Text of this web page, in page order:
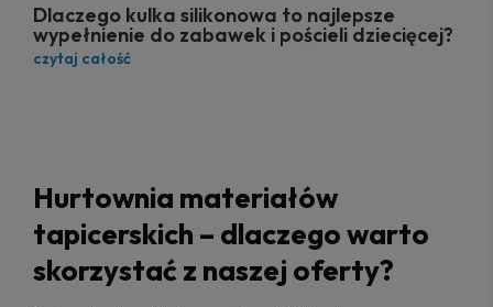
Dlaczego kulka silikonowa to najlepsze
wypełnienie do zabawek i pościeli dziecięcej?
czytaj całość
Hurtownia materiałów
tapicerskich – dlaczego warto
skorzystać z naszej oferty?